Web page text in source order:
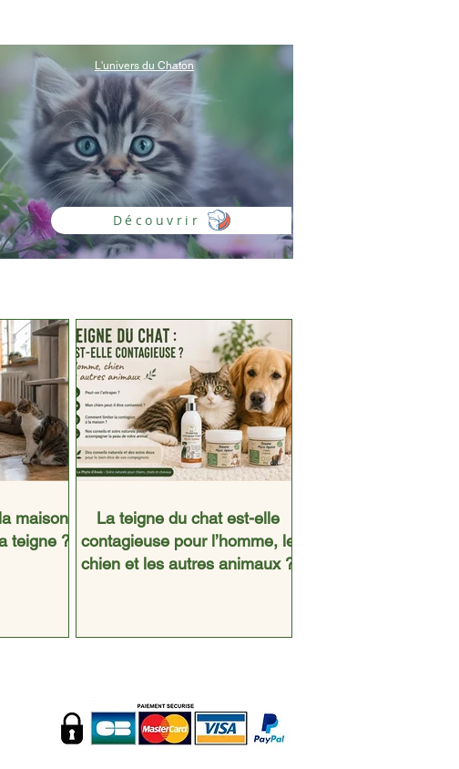
L'univers du Chaton
Découvrir
maison
teigne ?
La teigne du chat est-elle
contagieuse pour l’homme, le
chien et les autres animaux ?